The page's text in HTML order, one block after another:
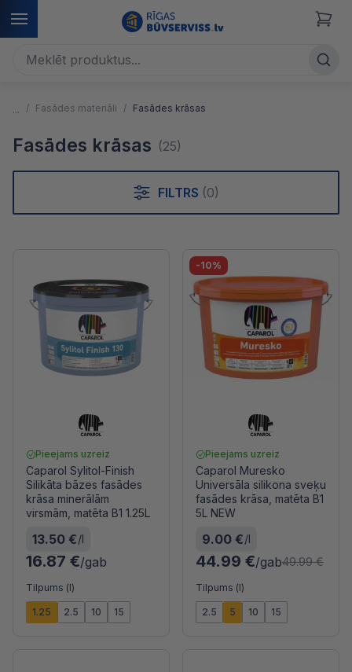
Fasādes materiāli Fasādes krāsas
Fasādes krāsas (25)
FILTRS (0)
Pieejams uzreiz
Caparol Sylitol-Finish
Silikāta bāzes fasādes
krāsa minerālām
virsmām, matēta B1 1.25L
13.50 €/l
16.87 €/gab
Tilpums (l)
1.25 2.5 10 15
-10%
Pieejams uzreiz
Caparol Muresko
Universāla silikona sveķu
fasādes krāsa, matēta B1
5L NEW
9.00 €/l
44.99 €/gab49.99 €
Tilpums (l)
2.5 5 10 15